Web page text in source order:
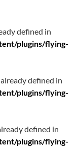
defined in
plugins/flying-
defined in
plugins/flying-
defined in
plugins/flying-